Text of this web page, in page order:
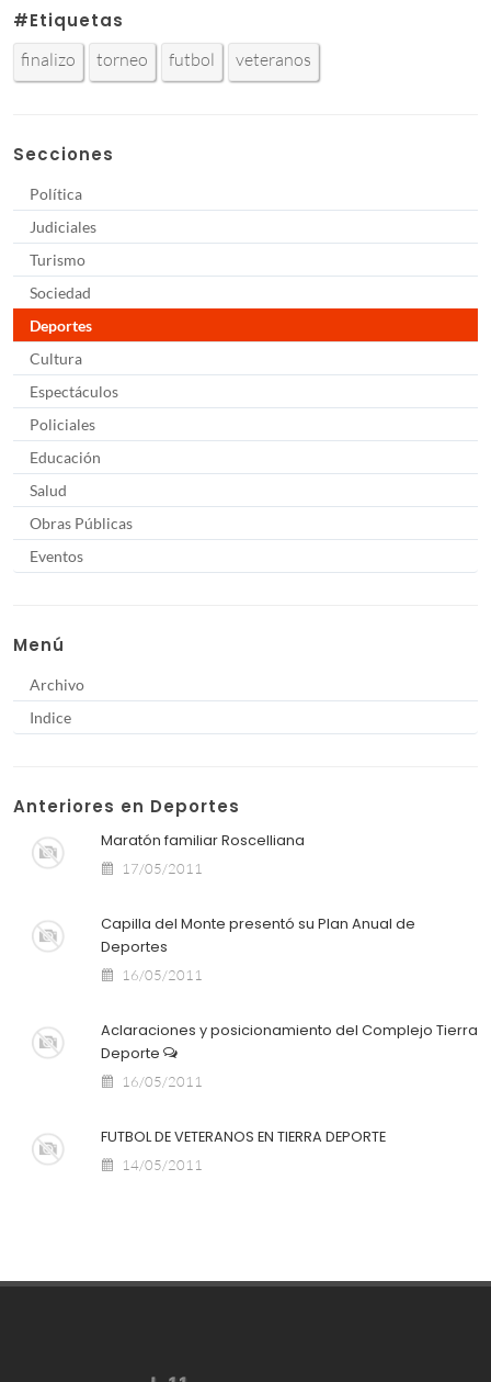
#Etiquetas
finalizo torneo futbol veteranos
Secciones
Política
Judiciales
Turismo
Sociedad
Deportes
Cultura
Espectáculos
Policiales
Educación
Salud
Obras Públicas
Eventos
Menú
Archivo
Indice
Anteriores en Deportes
Maratón familiar Roscelliana
17/05/2011
Capilla del Monte presentó su Plan Anual de
Deportes
16/05/2011
Aclaraciones y posicionamiento del Complejo Tierra
Deporte
16/05/2011
FUTBOL DE VETERANOS EN TIERRA DEPORTE
14/05/2011